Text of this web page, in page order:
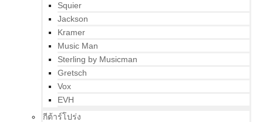
Squier
Jackson
Kramer
Music Man
Sterling by Musicman
Gretsch
Vox
EVH
กีต้าร์โปร่ง